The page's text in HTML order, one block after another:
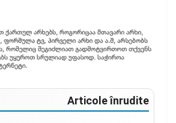
Articole înrudite